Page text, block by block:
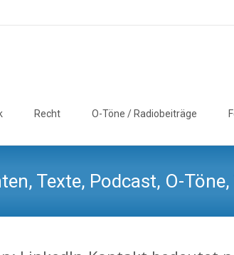
Recht O-Töne / Radiobeiträge
Texte, Podcast, O-Töne,